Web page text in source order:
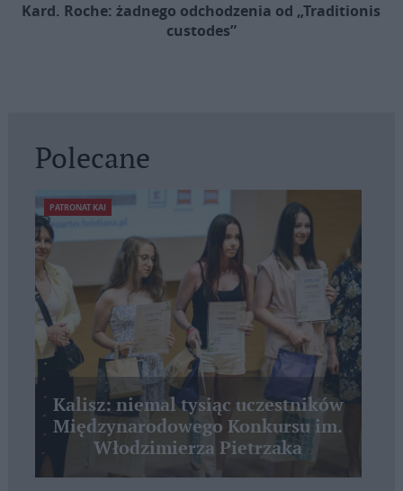
Kard. Roche: żadnego odchodzenia od „Traditionis
custodes”
Polecane
PATRONAT KAI
Kalisz: niemal tysiąc uczestników
Międzynarodowego Konkursu im.
Włodzimierza Pietrzaka